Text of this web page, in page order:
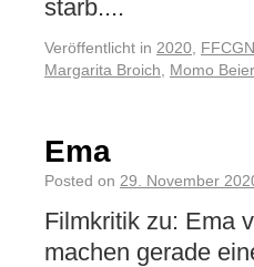
starb....
Veröffentlicht in 2020
Margarita Broich
Momo Beier
Ema
Posted on 29. November
Filmkritik zu: Ema
machen gerade